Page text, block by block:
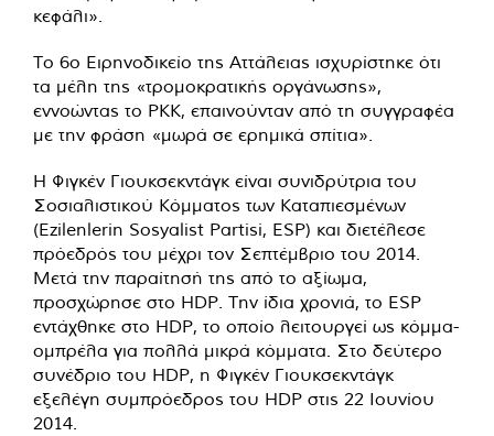
κεφάλι».
Το 6ο Ειρηνοδικείο της Αττάλειας ισχυρίστηκε ότι
τα μέλη της «τρομοκρατικής οργάνωσης»,
εννοώντας το PKK, επαινούνταν από τη συγγραφέα
με την φράση «μωρά σε ερημικά σπίτια».
Η Φιγκέν Γιουκσεκντάγκ είναι συνιδρύτρια του
Σοσιαλιστικού Κόμματος των Καταπιεσμένων
(Ezilenlerin Sosyalist Partisi, ESP) και διετέλεσε
πρόεδρός του μέχρι τον Σεπτέμβριο του 2014.
Μετά την παραίτησή της από το αξίωμα,
προσχώρησε στο HDP. Την ίδια χρονιά, το ESP
εντάχθηκε στο HDP, το οποίο λειτουργεί ως κόμμα-
ομπρέλα για πολλά μικρά κόμματα. Στο δεύτερο
συνέδριο του HDP, η Φιγκέν Γιουκσεκντάγκ
εξελέγη συμπρόεδρος του HDP στις 22 Ιουνίου
2014.